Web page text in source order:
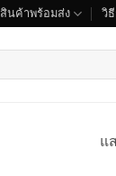
สินค้าพร้อมส่ง วิ
แ